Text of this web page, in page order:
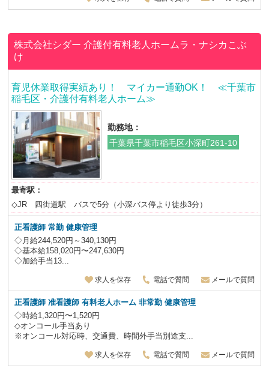
株式会社シダー介護付有料老人ホームラ・ナシカこぶ
け
育児休業取得実績あり！ マイカー通勤OK！ ≪千葉市
稲毛区・介護付有料老人ホーム≫
勤務地：
千葉県千葉市稲毛区小深町261-10
最寄駅：
◇JR 四街道駅 バスで5分（小深バス停より徒歩3分）
正看護師常勤 健康管理
◇月給244,520円～340,130円
◇基本給158,020円〜247,630円
◇加給手当13...
求人を保存 電話で質問 メールで質問
正看護師 准看護師有料老人ホーム 非常勤 健康管理
◇時給1,320円〜1,520円
◇オンコール手当あり
※オンコール対応時、交通費、時間外手当別途支...
求人を保存 電話で質問 メールで質問